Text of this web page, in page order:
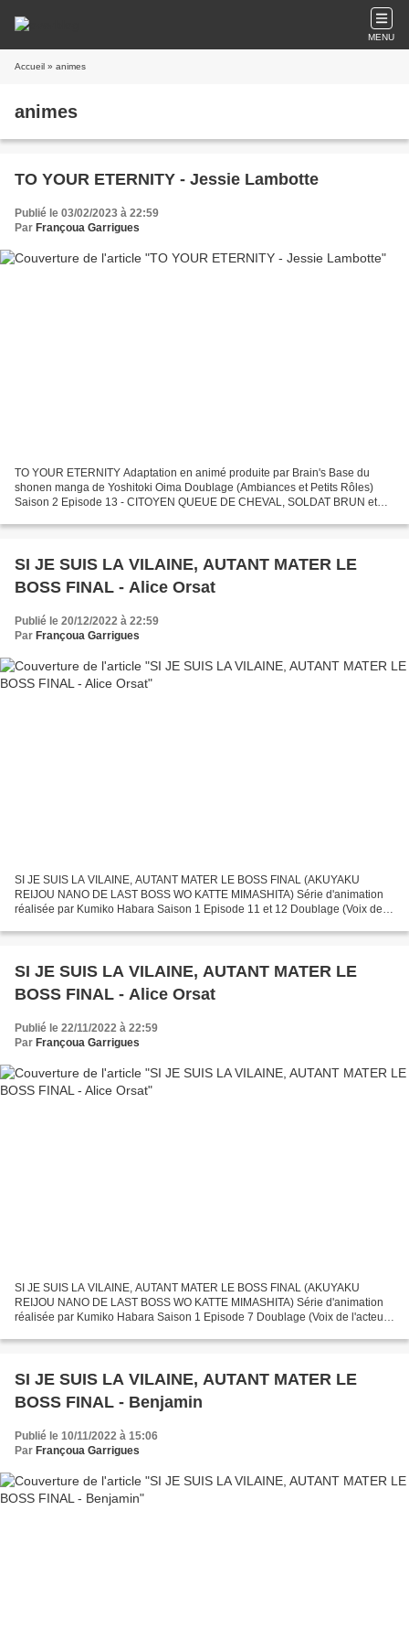
MENU
Accueil » animes
animes
TO YOUR ETERNITY - Jessie Lambotte
Publié le 03/02/2023 à 22:59
Par Françoua Garrigues
TO YOUR ETERNITY Adaptation en animé produite par Brain's Base du
shonen manga de Yoshitoki Oima Doublage (Ambiances et Petits Rôles)
Saison 2 Episode 13 - CITOYEN QUEUE DE CHEVAL, SOLDAT BRUN et
SI JE SUIS LA VILAINE, AUTANT MATER LE
BOSS FINAL - Alice Orsat
Publié le 20/12/2022 à 22:59
Par Françoua Garrigues
SI JE SUIS LA VILAINE, AUTANT MATER LE BOSS FINAL (AKUYAKU
REIJOU NANO DE LAST BOSS WO KATTE MIMASHITA) Série d'animation
réalisée par Kumiko Habara Saison 1 Episode 11 et 12 Doublage (Voix de
SI JE SUIS LA VILAINE, AUTANT MATER LE
BOSS FINAL - Alice Orsat
Publié le 22/11/2022 à 22:59
Par Françoua Garrigues
SI JE SUIS LA VILAINE, AUTANT MATER LE BOSS FINAL (AKUYAKU
REIJOU NANO DE LAST BOSS WO KATTE MIMASHITA) Série d'animation
réalisée par Kumiko Habara Saison 1 Episode 7 Doublage (Voix de l'acteur
SI JE SUIS LA VILAINE, AUTANT MATER LE
BOSS FINAL - Benjamin
Publié le 10/11/2022 à 15:06
Par Françoua Garrigues